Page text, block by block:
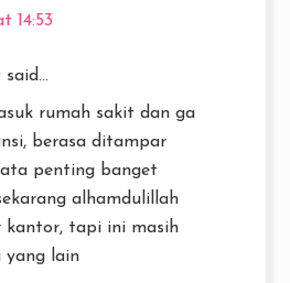
14:53
said...
rumah sakit dan ga
berasa ditampar
penting banget
alhamdulillah
kantor, tapi ini masih
yang lain